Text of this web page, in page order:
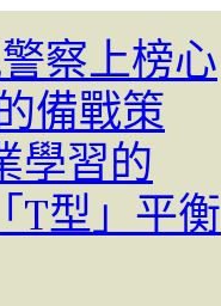
察上榜心
備戰策
學習的
T型」平衡